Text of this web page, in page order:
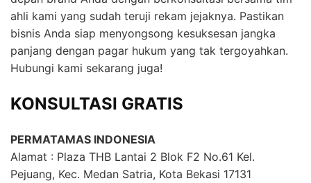
ahli kami yang sudah teruji rekam jejaknya. Pastikan
bisnis Anda siap menyongsong kesuksesan jangka
panjang dengan pagar hukum yang tak tergoyahkan.
Hubungi kami sekarang juga!
KONSULTASI GRATIS
PERMATAMAS INDONESIA
Alamat : Plaza THB Lantai 2 Blok F2 No.61 Kel.
Pejuang, Kec. Medan Satria, Kota Bekasi 17131